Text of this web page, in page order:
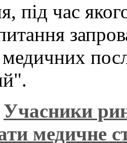
під час
Учасники
медичне